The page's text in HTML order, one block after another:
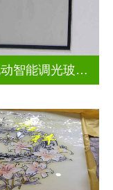
甘肃电动智能调光玻璃批发商